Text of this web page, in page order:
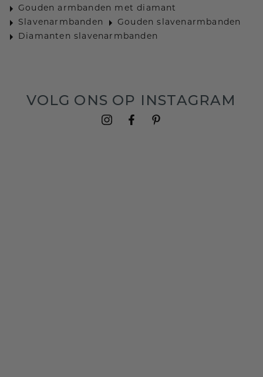
Gouden armbanden met diamant
Slavenarmbanden
Gouden slavenarmbanden
Diamanten slavenarmbanden
VOLG ONS OP INSTAGRAM